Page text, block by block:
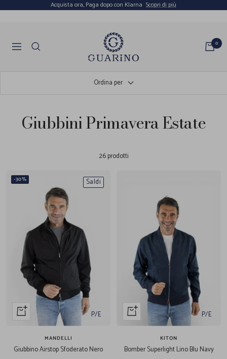
Acquista ora, Paga dopo con Klarna Scopri di più
Navigazione
Guarino
0
Ordina per
Giubbini Primavera Estate
26 prodotti
Saldi
-30%
P/E
Acquista
MANDELLI
Giubbino Airstop Sfoderato Nero
P/E
Acquista
veloce
KITON
Bomber Superlight Lino Blu Navy